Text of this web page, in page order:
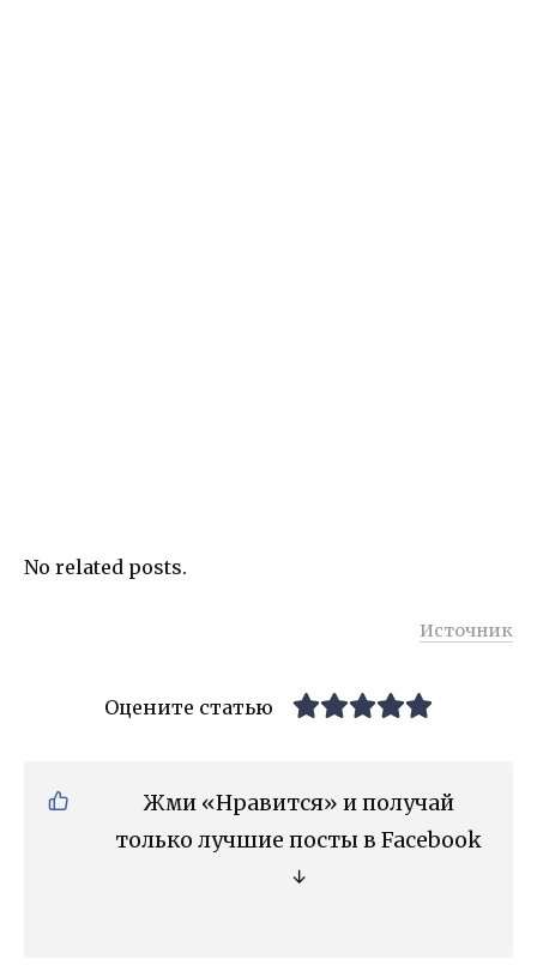
No related posts.
Источник
Оцените статью
Жми «Нравится» и получай
только лучшие посты в Facebook
↓